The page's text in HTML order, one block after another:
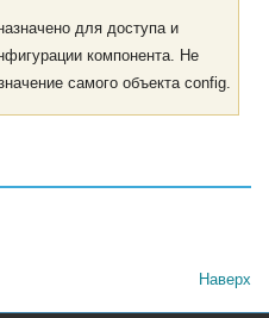
для доступа и
компонента. Не
самого объекта config.
Наверх